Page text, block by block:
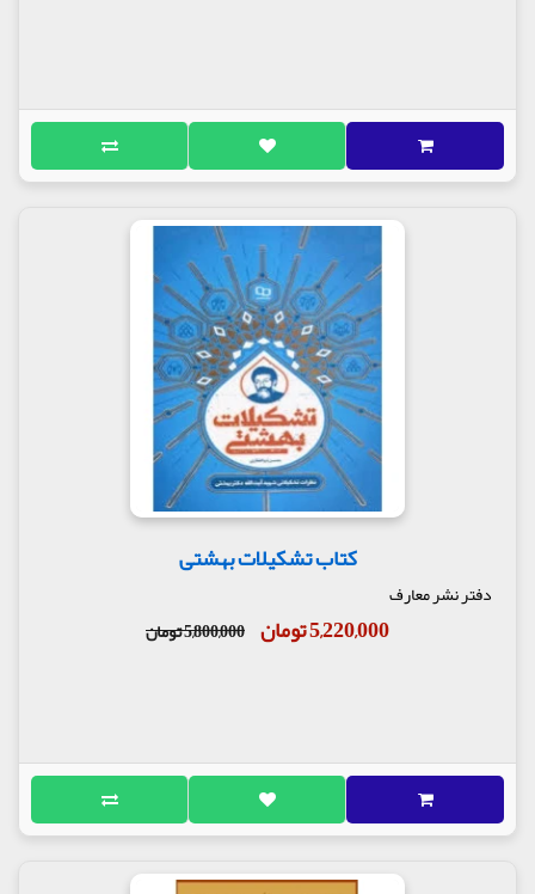
کتاب تشکیلات بهشتی
دفتر نشر معارف
5,220,000 تومان 5,800,000 تومان